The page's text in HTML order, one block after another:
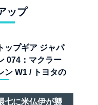
ップ
トップギア ジャパ
074：マクラー
ン W1 / トヨタの
戦略 /フェラーリ
七に米仏伊が襲